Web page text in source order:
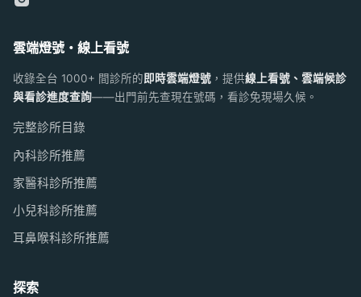
雲端燈號・線上看號
收錄全台 1000+ 間診所的即時雲端燈號 ，提供線上看號、雲端候診
與看診進度查詢——出門前先查現在號碼，看診免現場久候。
完整診所目錄
內科診所推薦
家醫科診所推薦
小兒科診所推薦
耳鼻喉科診所推薦
探索